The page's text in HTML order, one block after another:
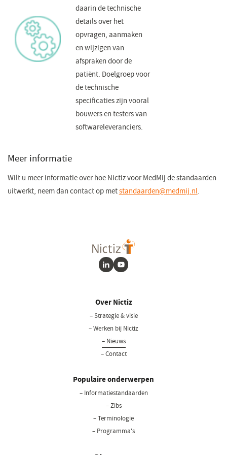
daarin de technische
details over het
opvragen, aanmaken
en wijzigen van
afspraken door de
patiënt. Doelgroep voor
de technische
specificaties zijn vooral
bouwers en testers van
softwareleveranciers.
Meer informatie
Wilt u meer informatie over hoe Nictiz voor MedMij de standaarden
uitwerkt, neem dan contact op metstandaarden@medmij.nl(opent
.
LinkedInYoutube
Over Nictiz
– Strategie & visie
– Werken bij Nictiz
– Nieuws
– Contact
Populaire onderwerpen
– Informatiestandaarden
– Zibs
– Terminologie
– Programma's